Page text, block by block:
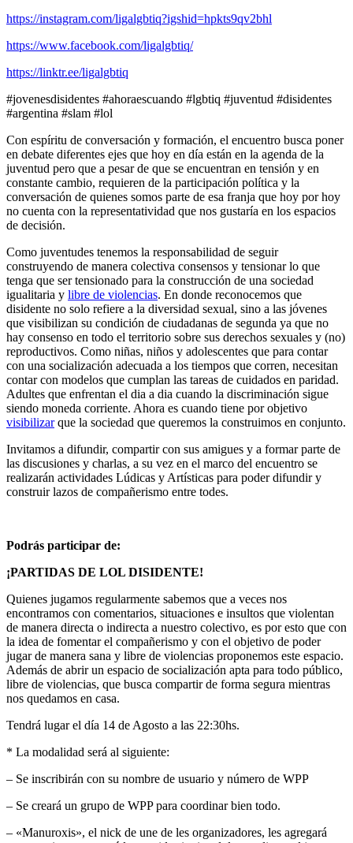
https://instagram.com/ligalgbtiq?igshid=hpkts9qv2bhl
https://www.facebook.com/ligalgbtiq/
https://linktr.ee/ligalgbtiq
#jovenesdisidentes #ahoraescuando #lgbtiq #juventud #disidentes
#argentina #slam #lol
Con espíritu de conversación y formación, el encuentro busca poner
en debate diferentes ejes que hoy en día están en la agenda de la
juventud pero que a pesar de que se encuentran en tensión y en
constante cambio, requieren de la participación política y la
conversación de quienes somos parte de esa franja que hoy por hoy
no cuenta con la representatividad que nos gustaría en los espacios
de decisión.
Como juventudes tenemos la responsabilidad de seguir
construyendo de manera colectiva consensos y tensionar lo que
tenga que ser tensionado para la construcción de una sociedad
igualitaria y libre de violencias. En donde reconocemos que
disidente no solo refiere a la diversidad sexual, sino a las jóvenes
que visibilizan su condición de ciudadanas de segunda ya que no
hay consenso en todo el territorio sobre sus derechos sexuales y (no)
reproductivos. Como niñas, niños y adolescentes que para contar
con una socialización adecuada a los tiempos que corren, necesitan
contar con modelos que cumplan las tareas de cuidados en paridad.
Adultes que enfrentan el dia a dia cuando la discriminación sigue
siendo moneda corriente. Ahora es cuando tiene por objetivo
visibilizarque la sociedad que queremos la construimos en conjunto.
Invitamos a difundir, compartir con sus amigues y a formar parte de
las discusiones y charlas, a su vez en el marco del encuentro se
realizarán actividades Lúdicas y Artísticas para poder difundir y
construir lazos de compañerismo entre todes.
Podrás participar de:
¡PARTIDAS DE LOL DISIDENTE!
Quienes jugamos regularmente sabemos que a veces nos
encontramos con comentarios, situaciones e insultos que violentan
de manera directa o indirecta a nuestro colectivo, es por esto que con
la idea de fomentar el compañerismo y con el objetivo de poder
jugar de manera sana y libre de violencias proponemos este espacio.
Además de abrir un espacio de socialización apta para todo público,
libre de violencias, que busca compartir de forma segura mientras
nos quedamos en casa.
Tendrá lugar el día 14 de Agosto a las 22:30hs.
* La modalidad será al siguiente:
– Se inscribirán con su nombre de usuario y número de WPP
– Se creará un grupo de WPP para coordinar bien todo.
– «Manuroxis», el nick de une de les organizadores, les agregará